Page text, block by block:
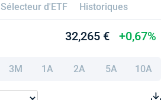
Sélecteur d'ETF Historiques
32,265 € +0,67%
3M 1A 2A 5A 10A